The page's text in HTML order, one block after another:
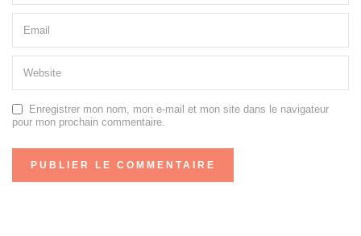
Enregistrer mon nom, mon e-mail et mon site dans le navigateur
pour mon prochain commentaire.